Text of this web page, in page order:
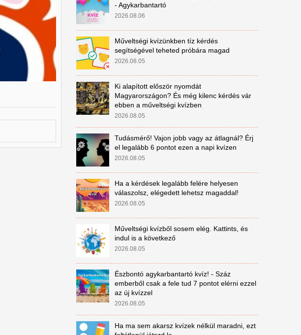
- Agykarbantartó
2026.08.06
Műveltségi kvízünkben tíz kérdés
segítségével teheted próbára magad
2026.08.05
Ki alapított először nyomdát
Magyarországon? És még kilenc kérdés vár
ebben a műveltségi kvízben
2026.08.05
Tudásmérő! Vajon jobb vagy az átlagnál? Érj
el legalább 6 pontot ezen a napi kvízen
2026.08.05
Ha a kérdések legalább felére helyesen
válaszolsz, elégedett lehetsz magaddal!
2026.08.05
Műveltségi kvízből sosem elég. Kattints, és
indul is a következő
2026.08.05
Észbontó agykarbantartó kvíz! - Száz
emberből csak a fele tud 7 pontot elérni ezzel
az új kvízzel
2026.08.05
Ha ma sem akarsz kvízek nélkül maradni, ezt